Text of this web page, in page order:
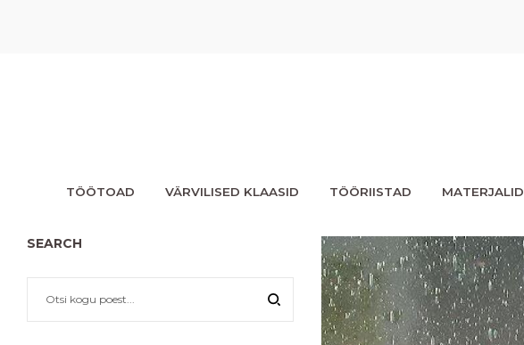
TÖÖTOAD VÄRVILISED KLAASID TÖÖRIISTAD MATERJALID
SEARCH